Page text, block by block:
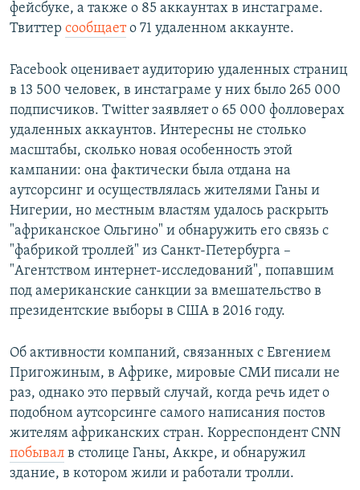
фейсбуке, а также о 85 аккаунтах в инстаграме.
Твиттер сообщаето 71 удаленном аккаунте.
Facebook оценивает аудиторию удаленных страниц
в 13 500 человек, в инстаграме у них было 265 000
подписчиков. Twitter заявляет о 65 000 фолловерах
удаленных аккаунтов. Интересны не столько
масштабы, сколько новая особенность этой
кампании: она фактически была отдана на
аутсорсинг и осуществлялась жителями Ганы и
Нигерии, но местным властям удалось раскрыть
"африканское Ольгино" и обнаружить его связь с
"фабрикой троллей" из Санкт-Петербурга –
"Агентством интернет-исследований", попавшим
под американские санкции за вмешательство в
президентские выборы в США в 2016 году.
Об активности компаний, связанных с Евгением
Пригожиным, в Африке, мировые СМИ писали не
раз, однако это первый случай, когда речь идет о
подобном аутсорсинге самого написания постов
жителям африканских стран. Корреспондент CNN
побывал в столице Ганы, Аккре, и обнаружил
здание, в котором жили и работали тролли.